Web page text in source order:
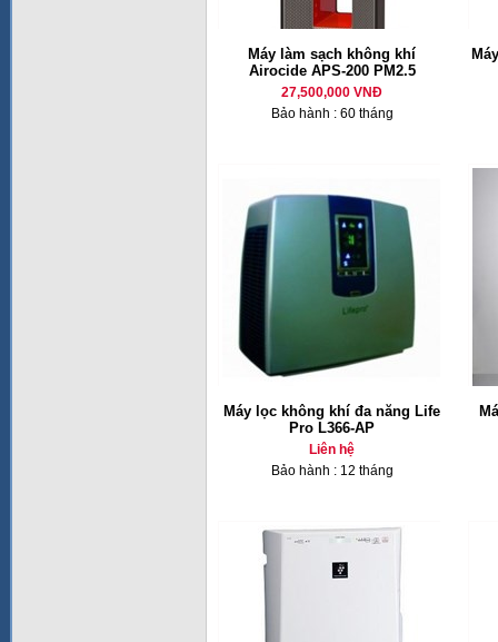
Máy làm sạch không khí
Airocide APS-200 PM2.5
27,500,000 VNĐ
Bảo hành : 60 tháng
Máy lọc không khí đa năng Life
Pro L366-AP
Liên hệ
Bảo hành : 12 tháng